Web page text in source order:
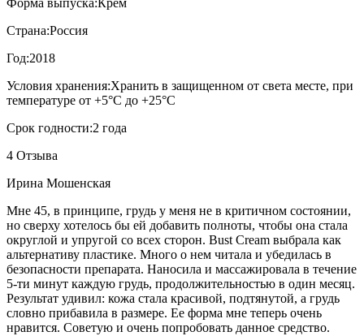
Форма выпуска: Крем
Страна:Россия
Год:2018
Условия хранения:Хранить в защищенном от света месте, при
температуре от +5°С до +25°С
Срок годности:2 года
4 Отзыва
Ирина Мошенская
Мне 45, в принципе, грудь у меня не в критичном состоянии,
но сверху хотелось бы ей добавить полноты, чтобы она стала
округлой и упругой со всех сторон. Bust Cream выбрала как
альтернативу пластике. Много о нем читала и убедилась в
безопасности препарата. Наносила и массажировала в течение
5-ти минут каждую грудь, продолжительностью в один месяц.
Результат удивил: кожа стала красивой, подтянутой, а грудь
словно прибавила в размере. Ее форма мне теперь очень
нравится. Советую и очень попробовать данное средство.